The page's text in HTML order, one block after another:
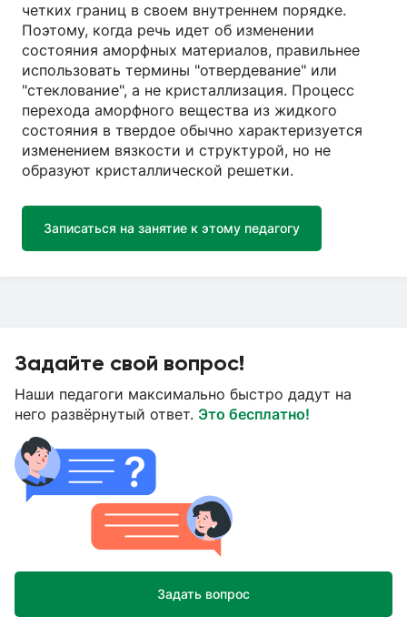
четких границ в своем внутреннем порядке.
Поэтому, когда речь идет об изменении
состояния аморфных материалов, правильнее
использовать термины "отвердевание" или
"стеклование", а не кристаллизация. Процесс
перехода аморфного вещества из жидкого
состояния в твердое обычно характеризуется
изменением вязкости и структурой, но не
образуют кристаллической решетки.
Записаться на занятие к этому педагогу
Задайте свой вопрос!
Наши педагоги максимально быстро дадут на
него развёрнутый ответ. Это бесплатно!
Задать вопрос